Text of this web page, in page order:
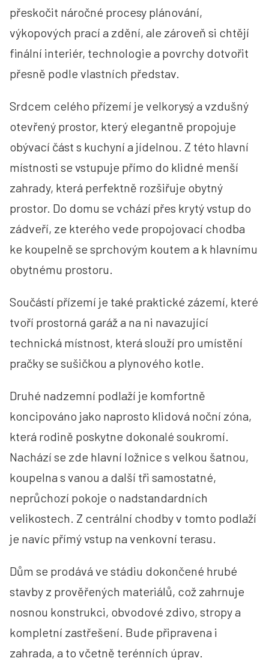
přeskočit náročné procesy plánování,
výkopových prací a zdění, ale zároveň si chtějí
finální interiér, technologie a povrchy dotvořit
přesně podle vlastních představ.
Srdcem celého přízemí je velkorysý a vzdušný
otevřený prostor, který elegantně propojuje
obývací část s kuchyní a jídelnou. Z této hlavní
místnosti se vstupuje přímo do klidné menší
zahrady, která perfektně rozšiřuje obytný
prostor. Do domu se vchází přes krytý vstup do
zádveří, ze kterého vede propojovací chodba
ke koupelně se sprchovým koutem a k hlavnímu
obytnému prostoru.
Součástí přízemí je také praktické zázemí, které
tvoří prostorná garáž a na ni navazující
technická místnost, která slouží pro umístění
pračky se sušičkou a plynového kotle.
Druhé nadzemní podlaží je komfortně
koncipováno jako naprosto klidová noční zóna,
která rodině poskytne dokonalé soukromí.
Nachází se zde hlavní ložnice s velkou šatnou,
koupelna s vanou a další tři samostatné,
neprůchozí pokoje o nadstandardních
velikostech. Z centrální chodby v tomto podlaží
je navíc přímý vstup na venkovní terasu.
Dům se prodává ve stádiu dokončené hrubé
stavby z prověřených materiálů, což zahrnuje
nosnou konstrukci, obvodové zdivo, stropy a
kompletní zastřešení. Bude připravena i
zahrada, a to včetně terénních úprav.